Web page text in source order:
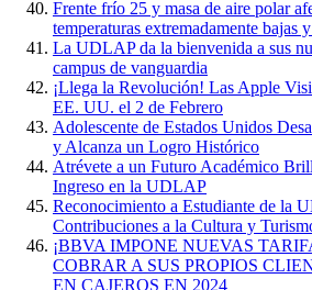
Frente frío 25 y masa de aire polar
temperaturas extremadamente bajas
La UDLAP da la bienvenida a sus
campus de vanguardia
¡Llega la Revolución! Las Apple
EE. UU. el 2 de Febrero
Adolescente de Estados Unidos
y Alcanza un Logro Histórico
Atrévete a un Futuro Académico
Ingreso en la UDLAP
Reconocimiento a Estudiante de la
Contribuciones a la Cultura y
¡BBVA IMPONE NUEVAS
COBRAR A SUS PROPIOS
EN CAJEROS EN 2024